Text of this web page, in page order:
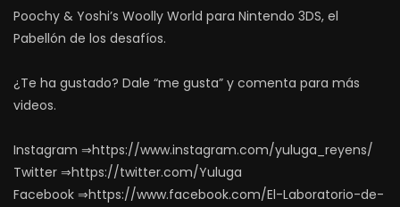
Poochy & Yoshi’s Woolly World para Nintendo 3DS, el
Pabellón de los desafíos.
¿Te ha gustado? Dale “me gusta” y comenta para más
videos.
Instagram ⇒https://www.instagram.com/yuluga_reyens/
Twitter ⇒https://twitter.com/Yuluga
Facebook ⇒https://www.facebook.com/El-Laboratorio-de-